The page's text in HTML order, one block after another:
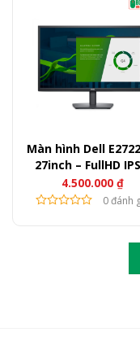
Màn hình Dell
27inch – FullHD
60Hz – 300nits
4.500.000 ₫
0 đánh